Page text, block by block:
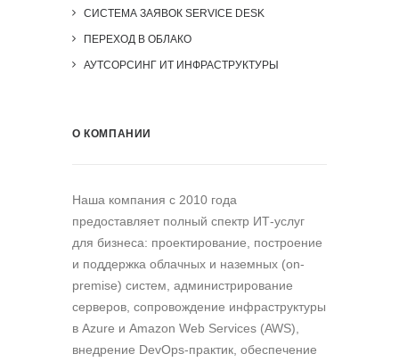
СИСТЕМА ЗАЯВОК SERVICE DESK
ПЕРЕХОД В ОБЛАКО
АУТСОРСИНГ ИТ ИНФРАСТРУКТУРЫ
О КОМПАНИИ
Наша компания c 2010 года
предоставляет полный спектр ИТ-услуг
для бизнеса: проектирование, построение
и поддержка облачных и наземных (on-
premise) систем, администрирование
серверов, сопровождение инфраструктуры
в Azure и Amazon Web Services (AWS),
внедрение DevOps-практик, обеспечение